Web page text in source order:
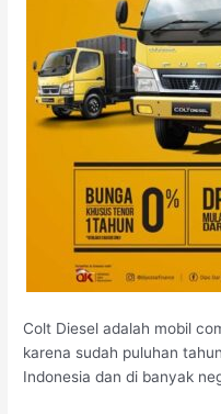
Colt Diesel adalah mobil
karena sudah puluhan
Indonesia dan di banyak